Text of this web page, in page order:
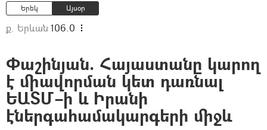
Երեկ Այսօր
ք. Երևան 106.0
Փաշինյան. Հայաստանը կարող
է միավորման կետ դառնալ
ԵԱՏՄ–ի և Իրանի
էներգահամակարգերի միջև